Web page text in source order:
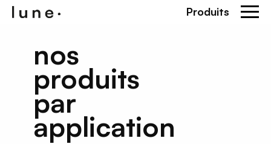
Produits
nos
produits
par
application